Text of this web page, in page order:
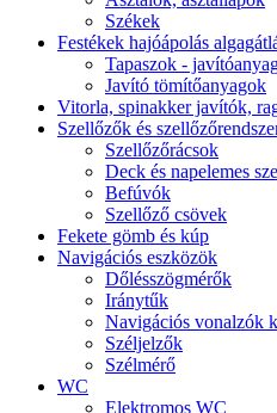
Székek
Festékek hajóápolás
Tapaszok -
Javító tömítőanyagok
Vitorla, spinakker javítók,
Szellőzők és
Szellőzőrácsok
Deck és napelemes
Befúvók
Szellőző csövek
Fekete gömb és kúp
Navigációs eszközök
Dőlésszögmérők
Iránytűk
Navigációs vonalzók
Széljelzők
Szélmérő
WC
Elektromos WC